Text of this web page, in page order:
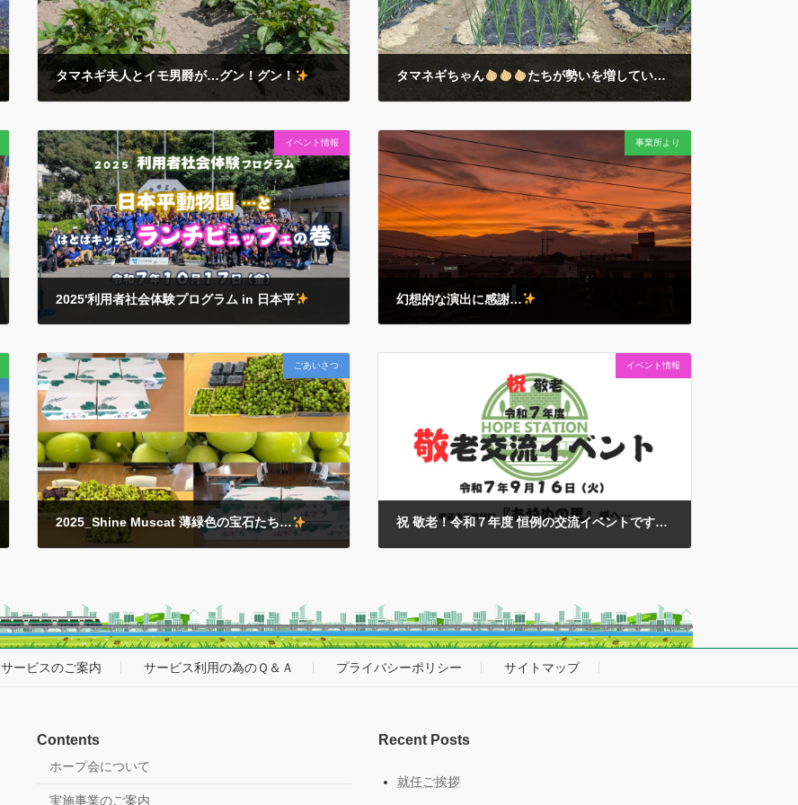
タマネギ夫人とイモ男爵が…グン！グン！
甲府の桜も葉桜になった４月の下旬… 畑のお野菜たちが
その勢いを増してきました…
菜園周辺のご近隣から
も…『今年ぁ～勢いがイイじゃんかぁ！』と太鼓判！
どうかこのまま順調に健やかに育ってくれますように…
タマネギちゃん たちが勢いを増しています…！
例年より早めの桜
の開花や… あまりの暖かさにハナミ
ズキもビックリ開花の今朝… キレイに行儀よく整列する
タマネギちゃん
たちの成長を楽しみにしていま
す…！ 続報はまた…
イベント情報
2025'利用者社会体験プログラム in 日本平
今年もワイワイ
行ってきました…！ 早朝からご対応を
いただきました各ご家庭とご家族の皆々様…連携施設の
皆々様… 動画にあるたくさんの笑顔をつくるお手伝いに
心から感謝申し上げます…
「働く！」「遊ぶ！」
「暮らす！」をこ […]
事業所より
幻想的な演出に感謝…
午後５時３０分を少し回ったところ… ミーティング中の
主任職員たちの手を止めたのは… 美しい夕焼けにほんの
少しだけ目を向けてみる… 今日もみんなと１日を過ごせ
たことは当たり前ではないこと… そんな『当たり前では
ない当たり前 […]
ごあいさつ
2025_Shine Muscat 薄緑色の宝石たち…
く…贈ってくださった方々のご厚意や応援の賜物
であ
ると『感謝！』の気持ちを肝に銘じておきます… それで
もみなさんの食 […]
イベント情報
祝 敬老！令和７年度 恒例の交流イベントです！
うかがってきました…
本イベントについては、２０２
０年以降のコロナ禍での中断や…再開からも多くの規
制・制限を設けて様々 […]
サービスのご案内 サービス利用の為のＱ＆Ａ プライバシーポリシー サイトマップ
Contents
ホープ会について
実施事業のご案内
Recent Posts
就任ご挨拶